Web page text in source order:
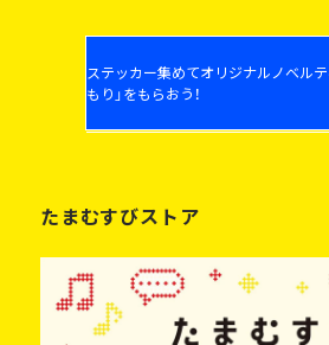
ステッカー集めてオリジナルノベルテ
もり」をもらおう！
たまむすびストア